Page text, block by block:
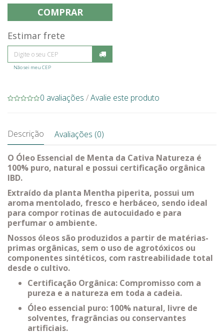
COMPRAR
Estimar frete
Não sei meu CEP
0 avaliações /Avalie este produto
Descrição Avaliações (0)
O Óleo Essencial de Menta da Cativa Natureza é
100% puro, natural e possui certificação orgânica
IBD.
Extraído da planta Mentha piperita, possui um
aroma mentolado, fresco e herbáceo, sendo ideal
para compor rotinas de autocuidado e para
perfumar o ambiente.
Nossos óleos são produzidos a partir de matérias-
primas orgânicas, sem o uso de agrotóxicos ou
componentes sintéticos, com rastreabilidade total
desde o cultivo.
Certificação Orgânica: Compromisso com a
pureza e a natureza em toda a cadeia.
Óleo essencial puro: 100% natural, livre de
solventes, fragrâncias ou conservantes
artificiais.